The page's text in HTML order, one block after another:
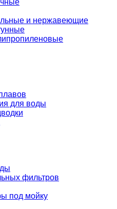
и нержавеющие
для воды
фильтров
под мойку